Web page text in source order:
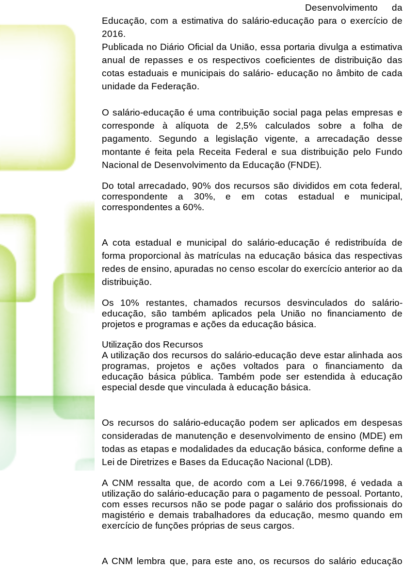
Desenvolvimento da
Educação, com a estimativa do salário-educação para o exercício de
2016.
Publicada no Diário Oficial da União, essa portaria divulga a estimativa
anual de repasses e os respectivos coeficientes de distribuição das
cotas estaduais e municipais do salário- educação no âmbito de cada
unidade da Federação.
O salário-educação é uma contribuição social paga pelas empresas e
corresponde à alíquota de 2,5% calculados sobre a folha de
pagamento. Segundo a legislação vigente, a arrecadação desse
montante é feita pela Receita Federal e sua distribuição pelo Fundo
Nacional de Desenvolvimento da Educação (FNDE).
Do total arrecadado, 90% dos recursos são divididos em cota federal,
correspondente a 30%, e em cotas estadual e municipal,
correspondentes a 60%.
A cota estadual e municipal do salário-educação é redistribuída de
forma proporcional às matrículas na educação básica das respectivas
redes de ensino, apuradas no censo escolar do exercício anterior ao da
distribuição.
Os 10% restantes, chamados recursos desvinculados do salário-
educação, são também aplicados pela União no financiamento de
projetos e programas e ações da educação básica.
Utilização dos Recursos
A utilização dos recursos do salário-educação deve estar alinhada aos
programas, projetos e ações voltados para o financiamento da
educação básica pública. Também pode ser estendida à educação
especial desde que vinculada à educação básica.
Os recursos do salário-educação podem ser aplicados em despesas
consideradas de manutenção e desenvolvimento de ensino (MDE) em
todas as etapas e modalidades da educação básica, conforme define a
Lei de Diretrizes e Bases da Educação Nacional (LDB).
A CNM ressalta que, de acordo com a Lei 9.766/1998, é vedada a
utilização do salário-educação para o pagamento de pessoal. Portanto,
com esses recursos não se pode pagar o salário dos profissionais do
magistério e demais trabalhadores da educação, mesmo quando em
exercício de funções próprias de seus cargos.
A CNM lembra que, para este ano, os recursos do salário educação